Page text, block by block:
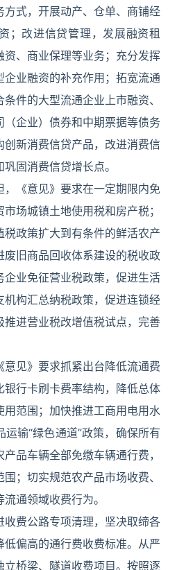
方式，开展动产、仓单、商铺经
；改进信贷管理，发展融资租
、商业保理等业务；充分发挥
业融资的补充作用；拓宽流通
件的大型流通企业上市融资、
企业）债券和中期票据等债务
新消费信贷产品，改进消费信
固消费信贷增长点。
，《意见》要求在一定期限内免
场城镇土地使用税和房产税；
政策扩大到有条件的鲜活农产
废旧商品回收体系建设的税收政
企业免征营业税政策，促进生活
机构汇总纳税政策，促进连锁经
推进营业税改增值税试点，完善
见》要求抓紧出台降低流通费
银行卡刷卡费率结构，降低总体
用范围；加快推进工商用电用水
输“绿色通道”政策，确保所有
品车辆全部免缴车辆通行费，
；切实规范农产品市场收费、
通领域收费行为。
收费公路专项清理，坚决取缔各
偏高的通行费收费标准。从严
立桥梁、隧道收费项目。按照逐